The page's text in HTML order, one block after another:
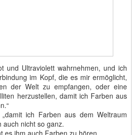
und Ultraviolett wahrnehmen, und ich
im Kopf, die es mir ermöglicht,
der Welt zu empfangen, oder eine
herzustellen, damit ich Farben aus
ich Farben aus dem Weltraum
auch nicht so ganz.
es ihm auch Farben zu hören.